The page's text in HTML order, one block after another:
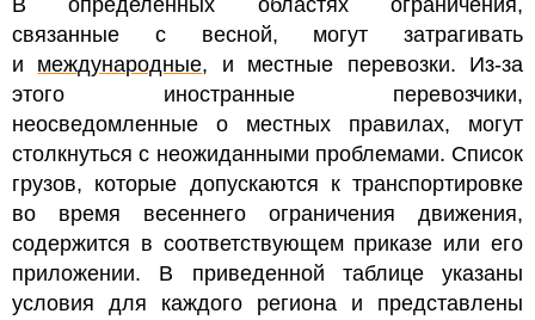
В определенных областях ограничения,
связанные с весной, могут затрагивать
и международные, и местные перевозки. Из-за
этого иностранные перевозчики,
неосведомленные о местных правилах, могут
столкнуться с неожиданными проблемами. Список
грузов, которые допускаются к транспортировке
во время весеннего ограничения движения,
содержится в соответствующем приказе или его
приложении. В приведенной таблице указаны
условия для каждого региона и представлены